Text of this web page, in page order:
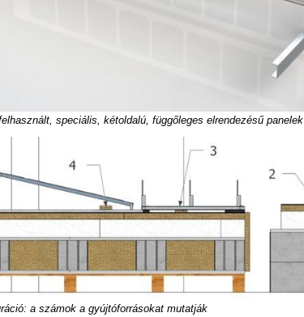
speciális, kétoldalú, függőleges elrendezésű panelek
a számok a gyújtóforrásokat mutatják